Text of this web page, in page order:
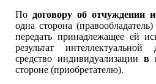
По договору об отчуждении
одна сторона
передать принадлежащее ей
результат
средство индивидуализации в
стороне (приобретателю).